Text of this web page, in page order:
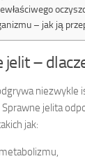
– jak ją
jelit –
niezwykle
Sprawne jelita
jak: